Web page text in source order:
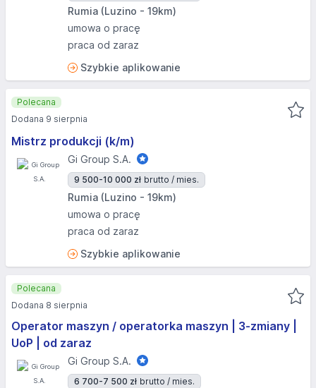
Rumia (Luzino - 19km)
umowa o pracę
praca od zaraz
Szybkie aplikowanie
Mistrz produkcji (k/m)
Gi Group S.A.
9 500-10 000 zł brutto / mies.
Rumia (Luzino - 19km)
umowa o pracę
praca od zaraz
Szybkie aplikowanie
Polecana
Dodana 9 sierpnia
Operator maszyn / operatorka maszyn | 3-zmiany |
UoP | od zaraz
Gi Group S.A.
6 700-7 500 zł brutto / mies.
Polecana
Dodana 8 sierpnia